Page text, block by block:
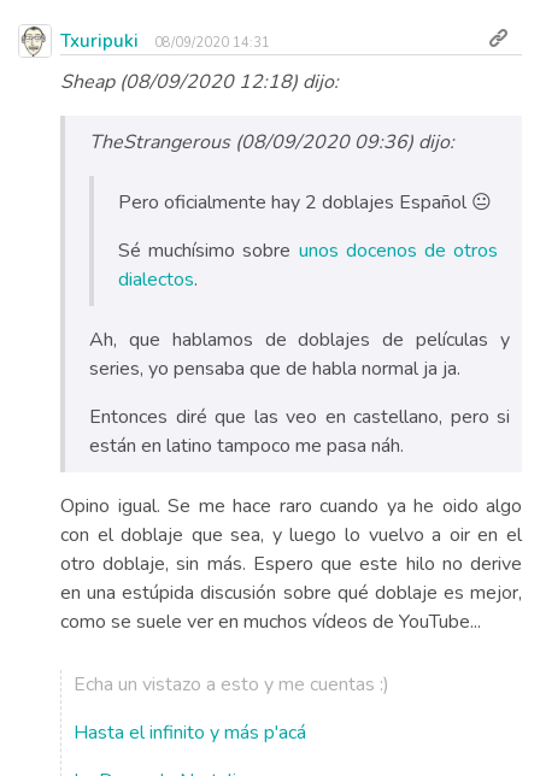
Txuripuki 08/09/2020 14:31
Sheap (08/09/2020 12:18) dijo:
TheStrangerous (08/09/2020 09:36) dijo:
Pero oficialmente hay 2 doblajes Español 😐
Sé muchísimo sobre unos docenos de otros
dialectos.
Ah, que hablamos de doblajes de películas y
series, yo pensaba que de habla normal ja ja.
Entonces diré que las veo en castellano, pero si
están en latino tampoco me pasa náh.
Opino igual. Se me hace raro cuando ya he oido algo
con el doblaje que sea, y luego lo vuelvo a oir en el
otro doblaje, sin más. Espero que este hilo no derive
en una estúpida discusión sobre qué doblaje es mejor,
como se suele ver en muchos vídeos de YouTube...
Echa un vistazo a esto y me cuentas :)
Hasta el infinito y más p'acá